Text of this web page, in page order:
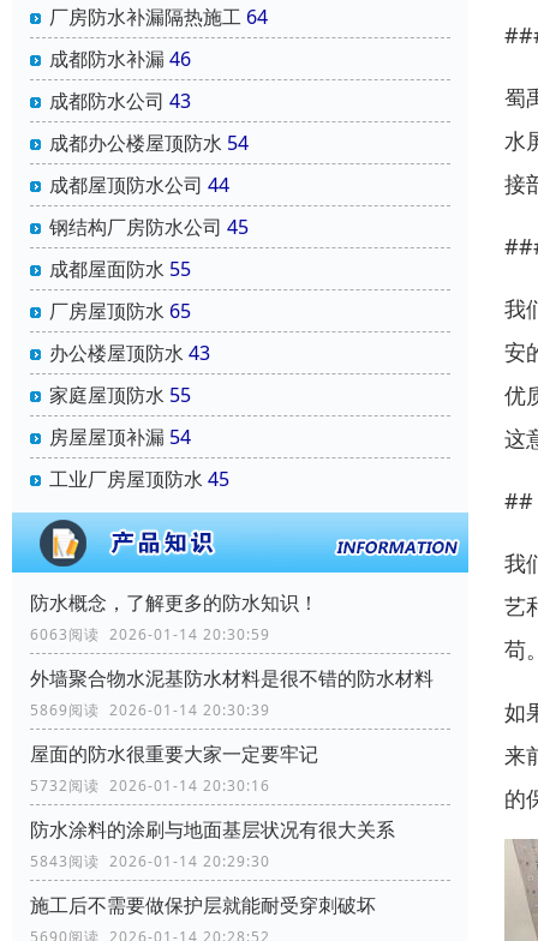
厂房防水补漏隔热施工 64
成都防水补漏46
成都防水公司 43
成都办公楼屋顶防水 54
成都屋顶防水公司 44
钢结构厂房防水公司 45
成都屋面防水 55
厂房屋顶防水 65
办公楼屋顶防水 43
家庭屋顶防水 55
房屋屋顶补漏 54
工业厂房屋顶防水 45
防水概念，了解更多的防水知识！
6063阅读 2026-01-14 20:30:59
外墙聚合物水泥基防水材料是很不错的防水材料
5869阅读 2026-01-14 20:30:39
屋面的防水很重要大家一定要牢记
5732阅读 2026-01-14 20:30:16
防水涂料的涂刷与地面基层状况有很大关系
5843阅读 2026-01-14 20:29:30
施工后不需要做保护层就能耐受穿刺破坏
蜀
水
接
我
安
优
这
##
我
艺
苟
如
来
的